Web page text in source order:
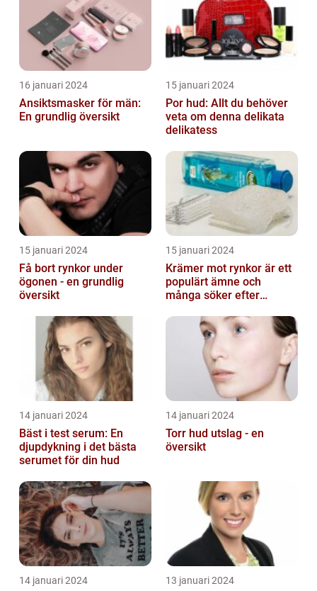
16 januari 2024
Ansiktsmasker för män:
En grundlig översikt
15 januari 2024
Por hud: Allt du behöver
veta om denna delikata
delikatess
15 januari 2024
Få bort rynkor under
ögonen - en grundlig
översikt
15 januari 2024
Krämer mot rynkor är ett
populärt ämne och
många söker efter
fungerar
14 januari 2024
Bäst i test serum: En
djupdykning i det bästa
serumet för din hud
14 januari 2024
Torr hud utslag - en
översikt
14 januari 2024 13 januari 2024